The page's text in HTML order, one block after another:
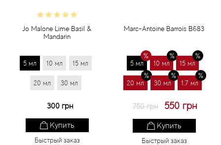
Jo Malone Lime Basil &
Mandarin
5 мл 10 мл 15 мл
20 мл 30 мл
300 грн
Купить
Быстрый заказ
Marc-Antoine Barrois B683
5 мл 10 мл 15 мл
20 мл 30 мл 1.7 мл
750 грн 550 грн
Купить
Быстрый заказ